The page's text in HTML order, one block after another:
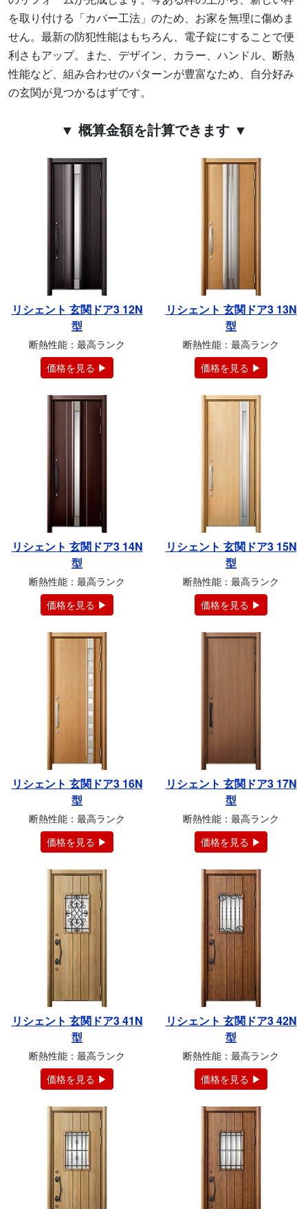
を取り付ける「カバー工法」のため、お家を無理に傷めま
せん。最新の防犯性能はもちろん、電子錠にすることで便
利さもアップ。また、デザイン、カラー、ハンドル、断熱
性能など、組み合わせのパターンが豊富なため、自分好み
の玄関が見つかるはずです。
▼ 概算金額を計算できます ▼
リシェント 玄関ドア3 12N
型
断熱性能：最高ランク
価格を見る ▶
リシェント 玄関ドア3 13N
型
断熱性能：最高ランク
価格を見る ▶
リシェント 玄関ドア3 14N
型
断熱性能：最高ランク
価格を見る ▶
リシェント 玄関ドア3 15N
型
断熱性能：最高ランク
価格を見る ▶
リシェント 玄関ドア3 16N
型
断熱性能：最高ランク
価格を見る ▶
リシェント 玄関ドア3 17N
型
断熱性能：最高ランク
価格を見る ▶
リシェント 玄関ドア3 41N
型
断熱性能：最高ランク
価格を見る ▶
リシェント 玄関ドア3 42N
型
断熱性能：最高ランク
価格を見る ▶